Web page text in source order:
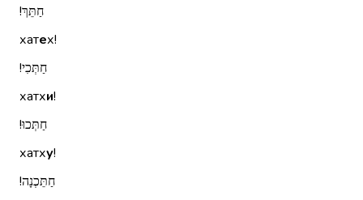
חַתֵּךְ!‏
хатех!
חַתְּכִי!‏
хатхи!
חַתְּכוּ!‏
хатху!
חַתֵּכְנָה!‏